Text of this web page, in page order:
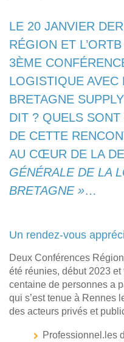
LE 20 JANVIER
RÉGION ET
3ÈME
LOGISTIQUE AVEC
BRETAGNE
DIT ? QUELS
DE CETTE
AU CŒUR DE LA
GÉNÉRALE DE LA
BRETAGNE »…
Un rendez-vous
Deux Conférences
été réunies, début 2023
centaine de personnes a
qui s’est tenue à Rennes
des acteurs privés et
Professionnel.les